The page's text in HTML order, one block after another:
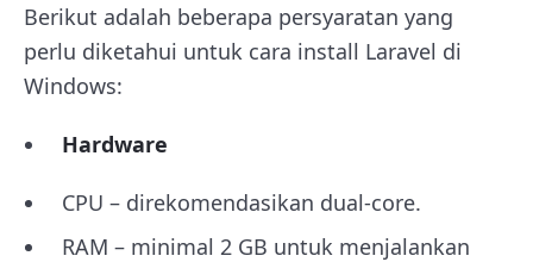
Berikut adalah beberapa persyaratan yang
perlu diketahui untuk cara install Laravel di
Windows:
Hardware
CPU – direkomendasikan dual-core.
RAM – minimal 2 GB untuk menjalankan